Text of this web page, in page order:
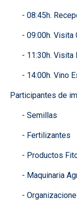
- 08:45h.
- 09:00h. Visita
- 11:30h. Visita
- 14:00h. Vino
Participantes de
- Semillas
- Fertilizantes
- Productos
- Maquinaria
-